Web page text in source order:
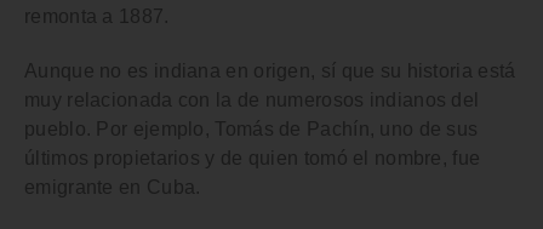
remonta a 1887.
Aunque no es indiana en origen, sí que su historia está
muy relacionada con la de numerosos indianos del
pueblo. Por ejemplo, Tomás de Pachín, uno de sus
últimos propietarios y de quien tomó el nombre, fue
emigrante en Cuba.